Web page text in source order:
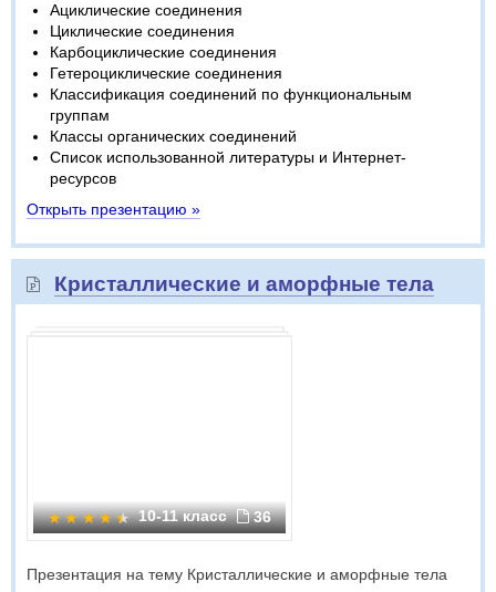
Ациклические соединения
Циклические соединения
Карбоциклические соединения
Гетероциклические соединения
Классификация соединений по функциональным
группам
Классы органических соединений
Список использованной литературы и Интернет-
ресурсов
Открыть презентацию »
Кристаллические и аморфные тела
10-11 класс 36
Презентация на тему Кристаллические и аморфные тела